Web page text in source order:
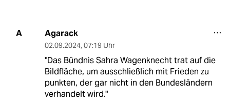
A Agarack
02.09.2024, 07:19 Uhr
"Das Bündnis Sahra Wagenknecht trat auf die
Bildfläche, um ausschließlich mit Frieden zu
punkten, der gar nicht in den Bundesländern
verhandelt wird."